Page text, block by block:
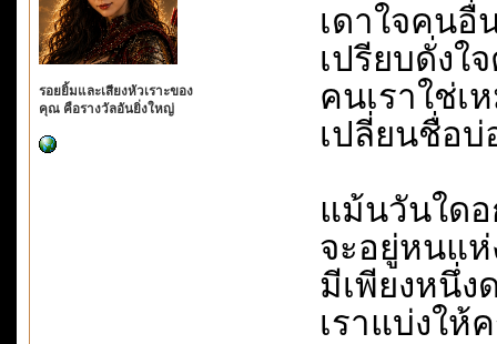
รอยยิ้มและเสียงหัวเราะของ
คุณ คือรางวัลอันยิ่งใหญ่
เดาใจคนอื่
เปรียบดั่งใ
คนเราใช่เ
เปลี่ยนชื่อบ่
แม้นวันใดอ
จะอยู่หนแห่
มีเพียงหนึ่ง
เราแบ่งให้